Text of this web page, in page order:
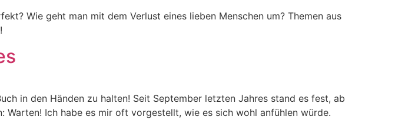
Wie geht man mit dem Verlust eines lieben Menschen um? Themen aus
in den Händen zu halten! Seit September letzten Jahres stand es fest, ab
Ich habe es mir oft vorgestellt, wie es sich wohl anfühlen würde.